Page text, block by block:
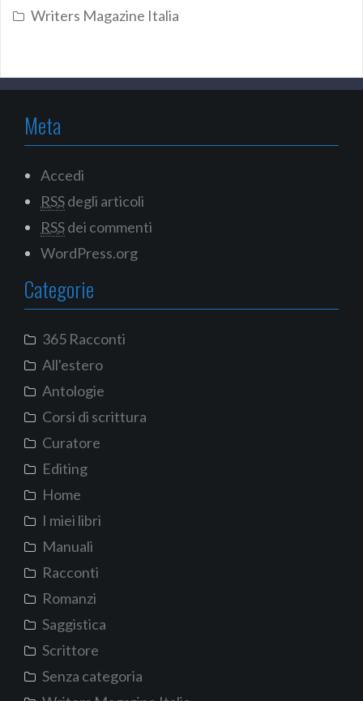
Writers Magazine Italia
Meta
Accedi
RSSdegli articoli
RSSdei commenti
WordPress.org
Categorie
365 Racconti
All'estero
Antologie
Corsi di scrittura
Curatore
Editing
Home
I miei libri
Manuali
Racconti
Romanzi
Saggistica
Scrittore
Senza categoria